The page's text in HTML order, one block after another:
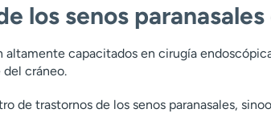
los senos
altamente capacitados en cirugía
del cráneo.
de trastornos de los senos paranasales,